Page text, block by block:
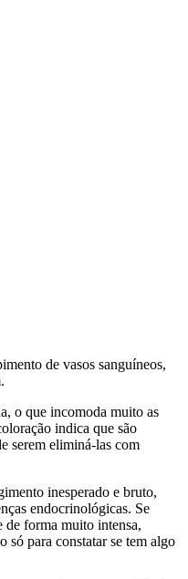
de vasos sanguíneos,
o que incomoda muito as
indica que são
serem eliminá-las com
inesperado e bruto,
endocrinológicas. Se
de forma muito intensa,
só para constatar se tem algo